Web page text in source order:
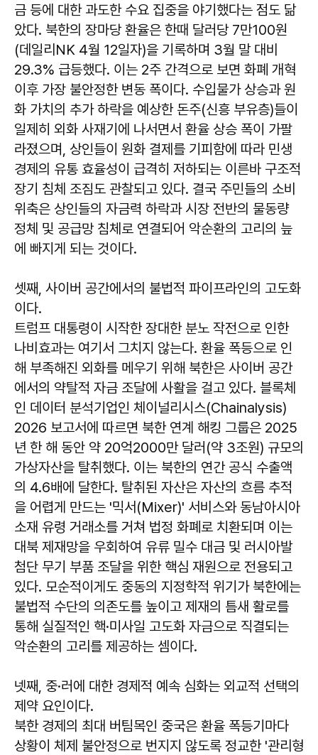
금 등에 대한 과도한 수요 집중을 야기했다는 점도 닮
았다. 북한의 장마당 환율은 한때 달러당 7만100원
(데일리NK 4월 12일자)을 기록하며 3월 말 대비
29.3% 급등했다. 이는 2주 간격으로 보면 화폐 개혁
이후 가장 불안정한 변동 폭이다. 수입물가 상승과 원
화 가치의 추가 하락을 예상한 돈주(신흥 부유층)들이
일제히 외화 사재기에 나서면서 환율 상승 폭이 가팔
라졌으며, 상인들이 원화 결제를 기피함에 따라 민생
경제의 유통 효율성이 급격히 저하되는 이른바 구조적
장기 침체 조짐도 관찰되고 있다. 결국 주민들의 소비
위축은 상인들의 자금력 하락과 시장 전반의 물동량
정체 및 공급망 침체로 연결되어 악순환의 고리의 늪
에 빠지게 되는 것이다.
셋째, 사이버 공간에서의 불법적 파이프라인의 고도화
이다.
트럼프 대통령이 시작한 장대한 분노 작전으로 인한
나비효과는 여기서 그치지 않는다. 환율 폭등으로 인
해 부족해진 외화를 메우기 위해 북한은 사이버 공간
에서의 약탈적 자금 조달에 사활을 걸고 있다. 블록체
인 데이터 분석기업인 체이널리시스(Chainalysis)
2026 보고서에 따르면 북한 연계 해킹 그룹은 2025
년 한 해 동안 약 20억2000만 달러(약 3조원) 규모의
가상자산을 탈취했다. 이는 북한의 연간 공식 수출액
의 4.6배에 달한다. 탈취된 자산은 자산의 흐름 추적
을 어렵게 만드는 '믹서(Mixer)' 서비스와 동남아시아
소재 유령 거래소를 거쳐 법정 화폐로 치환되며 이는
대북 제재망을 우회하여 유류 밀수 대금 및 러시아발
첨단 무기 부품 조달을 위한 핵심 재원으로 전용되고
있다. 모순적이게도 중동의 지정학적 위기가 북한에는
불법적 수단의 의존도를 높이고 제재의 틈새 활로를
통해 실질적인 핵·미사일 고도화 자금으로 직결되는
악순환의 고리를 제공하는 셈이다.
넷째, 중·러에 대한 경제적 예속 심화는 외교적 선택의
제약 요인이다.
북한 경제의 최대 버팀목인 중국은 환율 폭등기마다
상황이 체제 불안정으로 번지지 않도록 정교한 '관리형